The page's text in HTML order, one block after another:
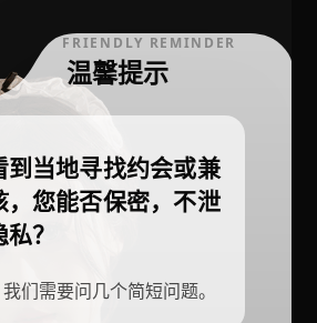
FRIENDLY REMINDER
温馨提示
到当地寻找约会或兼
，您能否保密，不泄
？
们需要问几个简短问题。